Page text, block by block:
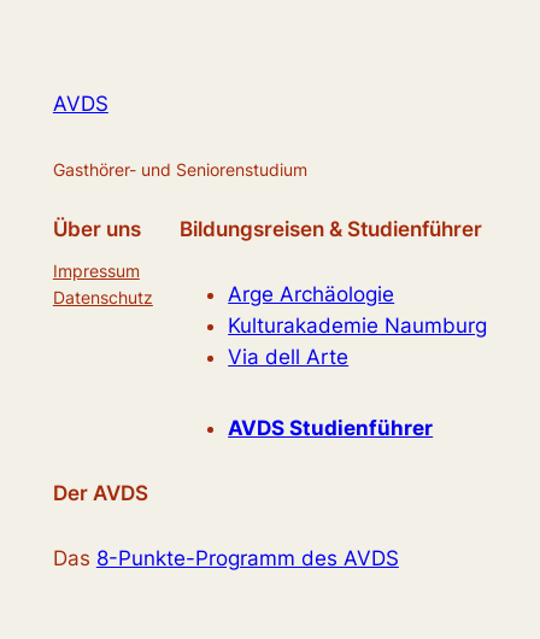
AVDS
Gasthörer- und Seniorenstudium
Über uns
Impressum
Datenschutz
Bildungsreisen & Studienführer
Arge Archäologie
Kulturakademie Naumburg
Via dell Arte
AVDS Studienführer
Der AVDS
Das 8-Punkte-Programm des AVDS